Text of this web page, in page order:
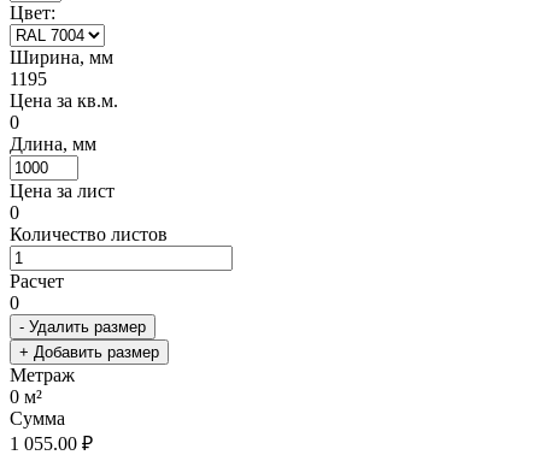
Цвет:
Ширина, мм
1195
Цена за кв.м.
0
Длина, мм
Цена за лист
0
Количество листов
Расчет
0
- Удалить размер
+ Добавить размер
Метраж
0 м²
Сумма
1 055.00 ₽